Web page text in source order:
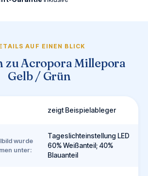
AUF EINEN BLICK
zu Acropora Millepora
Gelb / Grün
zeigt Beispielableger
wurde
unter:
Tageslichteinstellung LED
60% Weißanteil; 40%
Blauanteil